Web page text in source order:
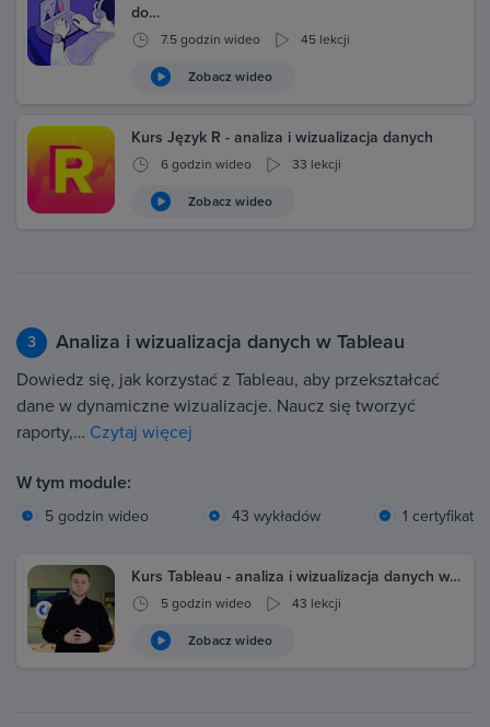
do…
7.5 godzin wideo 45 lekcji
Zobacz wideo
Kurs Język R - analiza i wizualizacja danych
6 godzin wideo 33 lekcji
Zobacz wideo
3 Analiza i wizualizacja danych w Tableau
Dowiedz się, jak korzystać z Tableau, aby przekształcać
dane w dynamiczne wizualizacje. Naucz się tworzyć
raporty,… Czytaj więcej
W tym module:
5 godzin wideo 43 wykładów 1 certyfikat
Kurs Tableau - analiza i wizualizacja danych w…
5 godzin wideo 43 lekcji
Zobacz wideo